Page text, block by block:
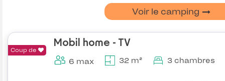
Voir le camping
Coup de
Mobil home - TV
6 max 32 m² 3 chambres